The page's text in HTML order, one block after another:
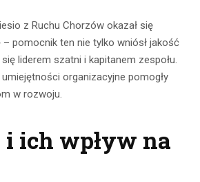
z Ruchu Chorzów okazał się
– pomocnik ten nie tylko wniósł jakość
liderem szatni i kapitanem zespołu.
organizacyjne pomogły
w rozwoju.
ich wpływ na